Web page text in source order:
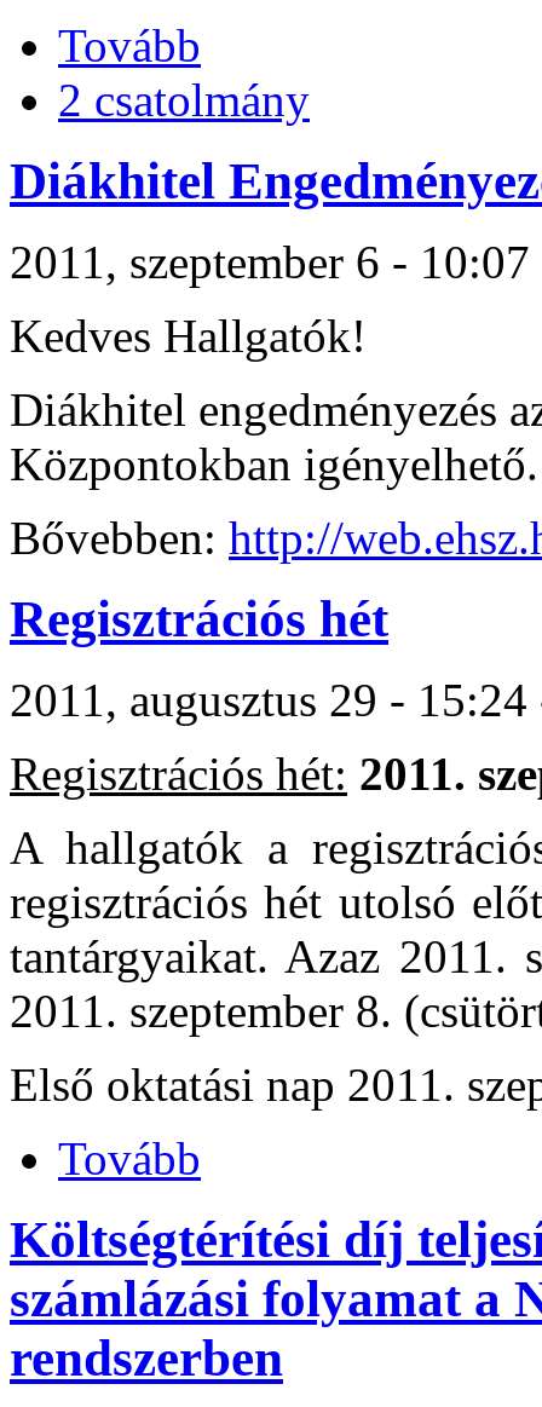
Tovább
2 csatolmány
Diákhitel
2011, szeptember 6 -
Kedves Hallgatók!
Diákhitel engedményezés
Központokban igényelhető.
Bővebben: http://
Regisztrációs hét
2011, augusztus 29 -
Regisztrációs hét: 2011.
A hallgatók a
regisztrációs hét utolsó
tantárgyaikat. Azaz 2011.
2011. szeptember 8.
Első oktatási nap 2011.
Tovább
Költségtérítési díj
számlázási folyamat a
rendszerben